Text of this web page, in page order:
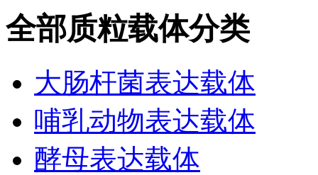
全部质粒载体分类
大肠杆菌表达载体
哺乳动物表达载体
酵母表达载体